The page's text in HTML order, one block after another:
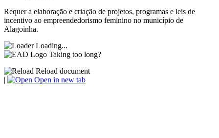
Requer a elaboração e criação de projetos, programas e leis de
incentivo ao empreendedorismo feminino no município de
Alagoinha.
Loading...
Taking too long?
Reload document
|
Open in new tab